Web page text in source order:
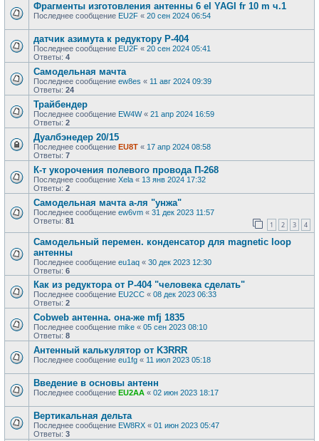
Фрагменты изготовления антенны 6 el YAGI fr 10 m ч.1
Последнее сообщение EU2F « 20 сен 2024 06:54
датчик азимута к редуктору P-404
Последнее сообщение EU2F « 20 сен 2024 05:41
Ответы: 4
Самодельная мачта
Последнее сообщение ew8es « 11 авг 2024 09:39
Ответы: 24
Трайбендер
Последнее сообщение EW4W« 21 апр 2024 16:59
Ответы: 2
Дуалбэнедер 20/15
Последнее сообщение EU8T « 17 апр 2024 08:58
Ответы: 7
К-т укорочения полевого провода П-268
Последнее сообщение Xela « 13 янв 2024 17:32
Ответы: 2
Самодельная мачта а-ля "унжа"
Последнее сообщение ew6vm « 31 дек 2023 11:57
Ответы: 81 1 2 3 4
Самодельный перемен. конденсатор для magnetic loop
антенны
Последнее сообщение eu1aq « 30 дек 2023 12:30
Ответы: 6
Как из редуктора от P-404 "человека сделать"
Последнее сообщение EU2CC « 08 дек 2023 06:33
Ответы: 2
Cobweb антенна. она-же mfj 1835
Последнее сообщение mike « 05 сен 2023 08:10
Ответы: 8
Антенный калькулятор от K3RRR
Последнее сообщение eu1fg « 11 июл 2023 05:18
Введение в основы антенн
Последнее сообщение EU2AA « 02 июн 2023 18:17
Вертикальная дельта
Последнее сообщение EW8RX « 01 июн 2023 05:47
Ответы: 3